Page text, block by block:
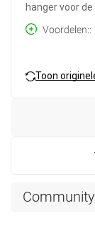
hanger voor
Voordelen:
Toon